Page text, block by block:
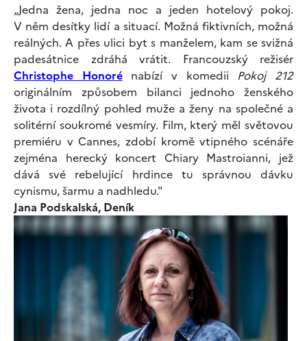
„Jedna žena, jedna noc a jeden hotelový pokoj.
V něm desítky lidí a situací. Možná fiktivních, možná
reálných. A přes ulici byt s manželem, kam se svižná
padesátnice zdráhá vrátit. Francouzský režisér
Christophe Honorénabízí v komedii Pokoj 212
originálním způsobem bilanci jednoho ženského
života i rozdílný pohled muže a ženy na společné a
solitérní soukromé vesmíry. Film, který měl světovou
premiéru v Cannes, zdobí kromě vtipného scénáře
zejména herecký koncert Chiary Mastroianni, jež
dává své rebelující hrdince tu správnou dávku
cynismu, šarmu a nadhledu."
Jana Podskalská, Deník